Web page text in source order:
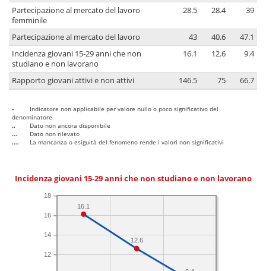
Partecipazione al mercato del lavoro
femminile
28.5 28.4 39
Partecipazione al mercato del lavoro 43 40.6
47.1
Incidenza giovani 15-29 anni che non
studiano e non lavorano
16.1 12.6 9.4
Rapporto giovani attivi e non attivi 146.5 75 66.7
-
Indicatore non applicabile per valore nullo o poco significativo del
denominatore
..
Dato non ancora disponibile
...
Dato non rilevato
....
La mancanza o esiguità del fenomeno rende i valori non significativi
Incidenza giovani 15-29 anni che non studiano e non lavorano
12
14
16
18
12.6
16.1